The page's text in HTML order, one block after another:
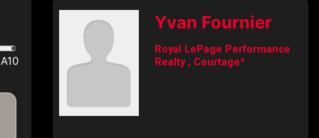
Demander des infos sur
cette inscription
Prénom
et
Courriel
Yvan Fournier
Royal LePage Performance
Realty , Courtage*